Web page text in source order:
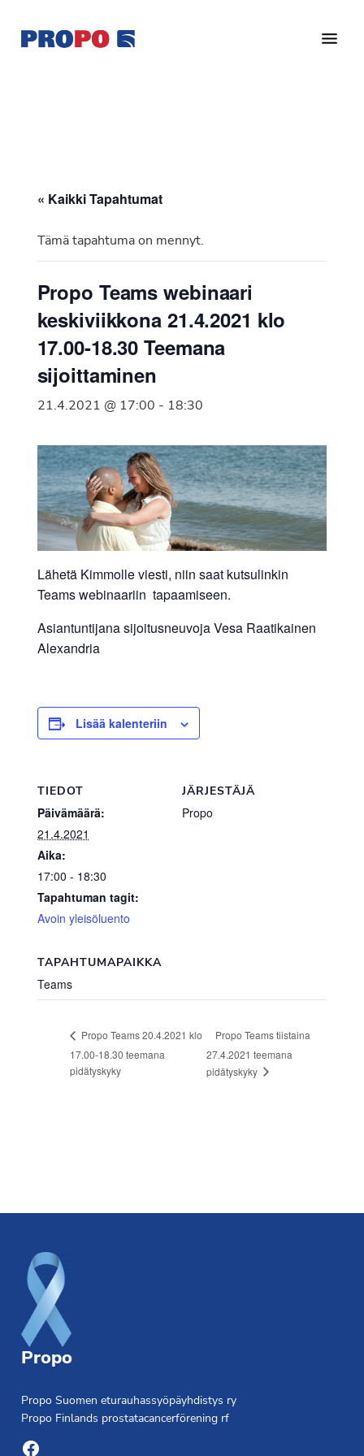
pääsisältöön
alatunnisteeseen
Ry
vuonna
Suomen
Syöpäyhdistyksen
jäsenjärjestö.
« Kaikki Tapahtumat
Tämä tapahtuma on mennyt.
Propo Teams webinaari
keskiviikkona 21.4.2021 klo
17.00-18.30 Teemana
sijoittaminen
21.4.2021 @ 17:00 - 18:30
Lähetä Kimmolle viesti, niin saat kutsulinkin
Teams webinaariin tapaamiseen.
Asiantuntijana sijoitusneuvoja Vesa Raatikainen
Alexandria
Lisää kalenteriin
TIEDOT
Päivämäärä:
21.4.2021
Aika:
17:00 - 18:30
Tapahtuman tagit:
Avoin yleisöluento
JÄRJESTÄJÄ
Propo
TAPAHTUMAPAIKKA
Teams
Propo Teams 20.4.2021 klo
17.00-18.30 teemana
pidätyskyky
Propo Teams tiistaina
27.4.2021 teemana
pidätyskyky
Propo
Propo Suomen eturauhassyöpäyhdistys ry
Propo Finlands prostatacancerförening rf
Facebook